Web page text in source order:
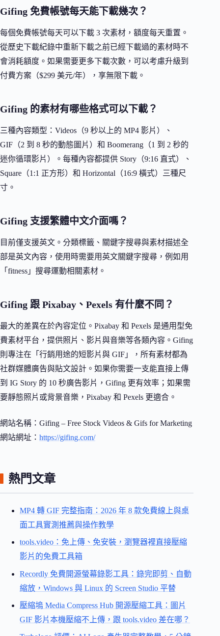
Gifing 免費帳號每天能下載幾次？
每個免費帳號每天可以下載 3 次素材，額度每天重置。
從歷史下載紀錄中重新下載之前已經下載過的素材時不
會消耗額度。如果需要更多下載次數，可以考慮升級到
付費方案（$299 美元/年），享無限下載。
Gifing 的素材有哪些格式可以下載？
三種內容類型：Videos（9 秒以上的 MP4 影片）、
GIF（2 到 8 秒的動態圖片）和 Boomerang（1 到 2 秒的
迷你循環影片）。每種內容都提供 Story（9:16 直式）、
Square（1:1 正方形）和 Horizontal（16:9 橫式）三種尺
寸。
Gifing 支援繁體中文介面嗎？
目前僅支援英文。分類標籤、關鍵字搜尋與素材描述全
部是英文內容，使用時需要用英文關鍵字搜尋，例如用
「fitness」搜尋運動相關素材。
Gifing 跟 Pixabay、Pexels 有什麼不同？
最大的差異在於內容定位。Pixabay 和 Pexels 是通用型免
費素材平台，提供照片、影片與音樂等各類內容。Gifing
則專注在「行銷用途的短影片與 GIF」，所有素材都為
社群媒體廣告與貼文設計。如果你需要一支能直接上傳
到 IG Story 的 10 秒廣告影片，Gifing 更有效率；如果需
要靜態照片或背景音樂，Pixabay 和 Pexels 更適合。
網站名稱：Gifing – Free Stock Videos & Gifs for Marketing
網站網址： https://gifing.com/
熱門文章
MP4 轉 GIF 完整指南：2026 年 8 款免費線上與桌
面工具實測推薦與操作教學
tools.video：免上傳、免安裝，瀏覽器裡直接壓縮
影片的免費工具箱
Recordly 免費開源螢幕錄影工具：錄完即剪、自動
縮放，Windows 與 Linux 的 Screen Studio 平替
壓縮塢 Media Compress Hub 開源壓縮工具：圖片
GIF 影片本機壓縮不上傳，跟 tools.video 差在哪？